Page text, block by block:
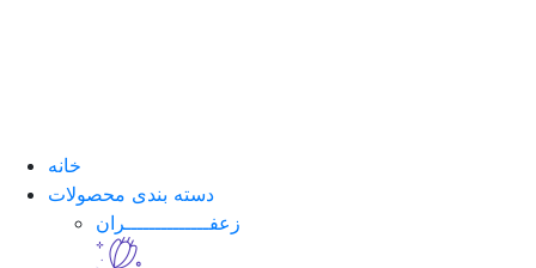
خانه
دسته بندی محصولات
زعفــــــــــــــران